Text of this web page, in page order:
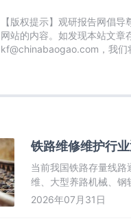
【版权提示】观研报告网倡
网站的内容。如发现本站文章
kf@chinabaogao.com，我们
铁路维修维护行
当前我国铁路存量线
维、大型养路机械、钢
2026年07月31日